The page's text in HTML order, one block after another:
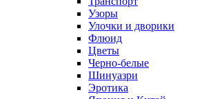
Узоры
Улочки и дворики
Флюид
Цветы
Черно-белые
Шинуазри
Эротика